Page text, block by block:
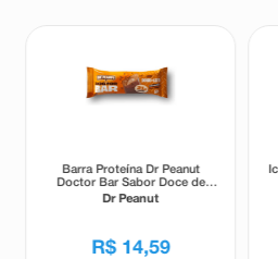
Barra Proteína Dr Peanut
Doctor Bar Sabor Doce de
Leite 62g
Dr Peanut
R$ 14,59